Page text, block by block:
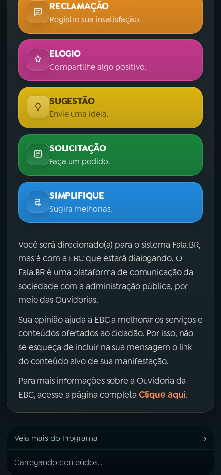
RECLAMAÇÃO
Registre sua insatisfação.
ELOGIO
Compartilhe algo positivo.
SUGESTÃO
Envie uma ideia.
SOLICITAÇÃO
Faça um pedido.
SIMPLIFIQUE
Sugira melhorias.
Você será direcionado(a) para o sistema Fala.BR,
mas é com a EBC que estará dialogando. O
Fala.BR é uma plataforma de comunicação da
sociedade com a administração pública, por
meio das Ouvidorias.
Sua opinião ajuda a EBC a melhorar os serviços e
conteúdos ofertados ao cidadão. Por isso, não
se esqueça de incluir na sua mensagem o link
do conteúdo alvo de sua manifestação.
Para mais informações sobre a Ouvidoria da
EBC, acesse a página completa Clique aqui.
Veja mais do Programa ›
Carregando conteúdos...